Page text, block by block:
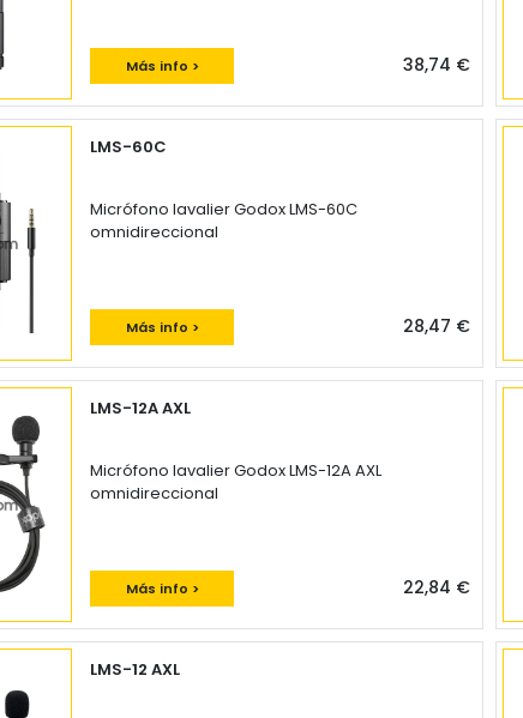
Más info > 38,74 €
LMS-60C
Micrófono lavalier Godox LMS-60C
omnidireccional
Más info > 28,47 €
LMS-12A AXL
Micrófono lavalier Godox LMS-12A AXL
omnidireccional
Más info > 22,84 €
LMS-12 AXL